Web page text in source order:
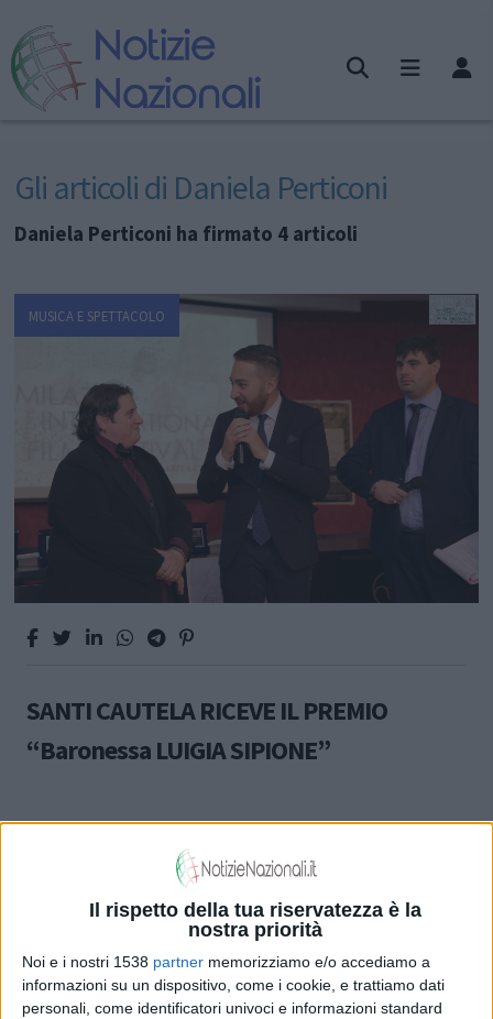
Il rispetto della tua riservatezza è la
nostra priorità
Noi e i nostri 1538 partner memorizziamo e/o accediamo a
informazioni su un dispositivo, come i cookie, e trattiamo dati
personali, come identificatori univoci e informazioni standard
Gli articoli di Daniela Perticoni
Daniela Perticoni ha firmato 4 articoli
MUSICA E SPETTACOLO
SANTI CAUTELA RICEVE IL PREMIO
“Baronessa LUIGIA SIPIONE”